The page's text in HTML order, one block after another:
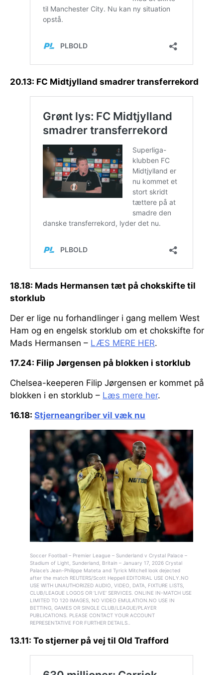
20.13: FC Midtjylland smadrer transferrekord
18.18: Mads Hermansen tæt på chokskifte til
storklub
Der er lige nu forhandlinger i gang mellem West
Ham og en engelsk storklub om et chokskifte for
Mads Hermansen – LÆS MERE HER.
17.24: Filip Jørgensen på blokken i storklub
Chelsea-keeperen Filip Jørgensen er kommet på
blokken i en storklub – Læs mere her.
16.18: Stjerneangriber vil væk nu
Soccer Football – Premier League – Sunderland v Crystal Palace –
Stadium of Light, Sunderland, Britain – January 17, 2026 Crystal
Palace’s Jean-Philippe Mateta and Tyrick Mitchell look dejected
after the match REUTERS/Scott Heppell EDITORIAL USE ONLY.NO
USE WITH UNAUTHORIZED AUDIO, VIDEO, DATA, FIXTURE LISTS,
CLUB/LEAGUE LOGOS OR ‘LIVE’ SERVICES. ONLINE IN-MATCH USE
LIMITED TO 120 IMAGES, NO VIDEO EMULATION.NO USE IN
BETTING, GAMES OR SINGLE CLUB/LEAGUE/PLAYER
PUBLICATIONS. PLEASE CONTACT YOUR ACCOUNT
REPRESENTATIVE FOR FURTHER DETAILS..
13.11: To stjerner på vej til Old Trafford